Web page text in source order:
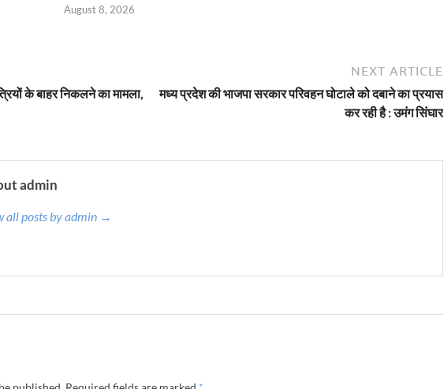
August 8, 2026
के बाहर निकलने का मामला,
NEXT ARTICLE
मध्य प्रदेश की भाजपा सरकार परिवहन घोटाले को दबाने का प्रयास
कर रही है : उमंग सिंघार
admin
all posts by admin →